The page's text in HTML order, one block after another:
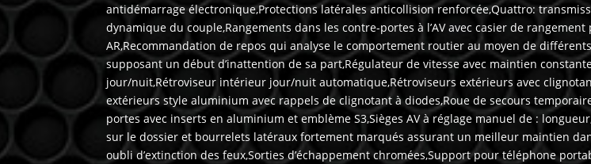
antidémarrage électronique,Protections latérales anticollision renforcée,Quattro:
dynamique du couple,Rangements dans les contre-portes à l’AV avec casier de
AR,Recommandation de repos qui analyse le comportement routier au moyen de
supposant un début d’inattention de sa part,Régulateur de vitesse avec maintien
jour/nuit,Rétroviseur intérieur jour/nuit automatique,Rétroviseurs extérieurs avec
extérieurs style aluminium avec rappels de clignotant à diodes,Roue de secours
portes avec inserts en aluminium et emblème S3,Sièges AV à réglage manuel de :
sur le dossier et bourrelets latéraux fortement marqués assurant un meilleur maintien
oubli d’extinction des feux,Sorties d’échappement chromées,Support pour téléphone